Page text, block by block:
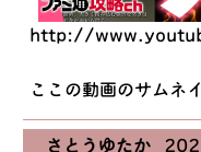
http://
ここの動画のサムネ
さとうゆたか